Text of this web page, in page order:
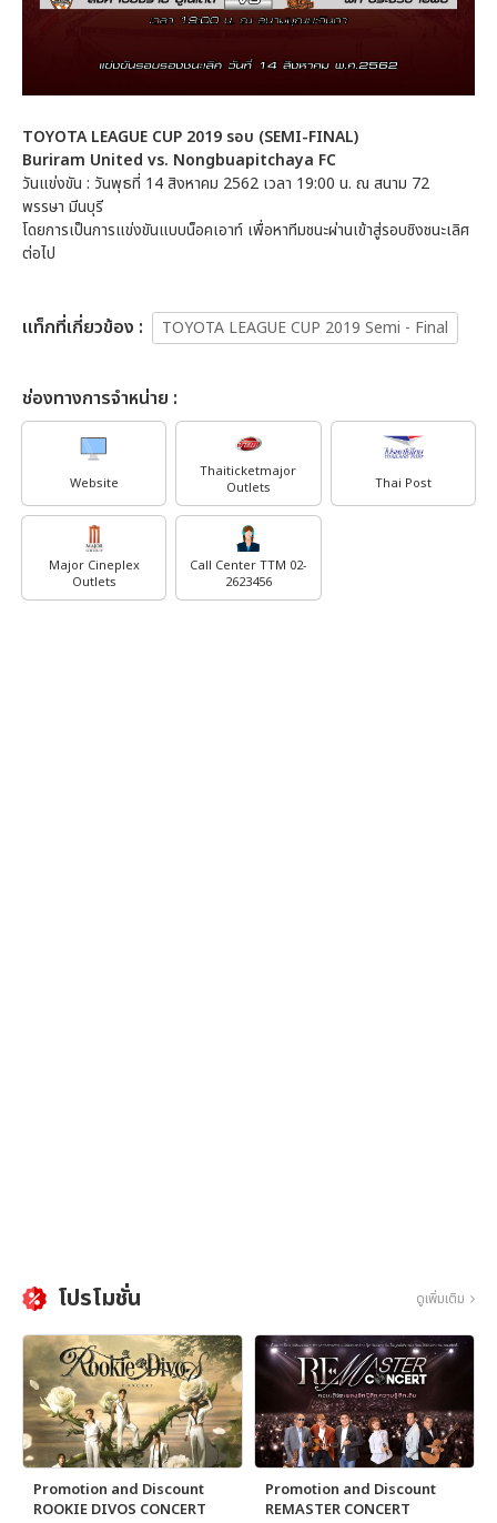
TOYOTA LEAGUE CUP 2019 รอบ (SEMI-FINAL)
Buriram United vs. Nongbuapitchaya FC
วันแข่งขัน : วันพุธที่ 14 สิงหาคม 2562 เวลา 19:00 น. ณ สนาม 72
พรรษา มีนบุรี
โดยการเป็นการแข่งขันแบบน็อคเอาท์ เพื่อหาทีมชนะผ่านเข้าสู่รอบชิงชนะเลิศ
ต่อไป
เเท็กที่เกี่ยวข้อง : TOYOTA LEAGUE CUP 2019 Semi - Final
ช่องทางการจำหน่าย :
Website
Thaiticketmajor
Outlets
Thai Post
Major Cineplex
Outlets
Call Center TTM 02-
2623456
โปรโมชั่น ดูเพิ่มเติม
Promotion and Discount
ROOKIE DIVOS CONCERT
Promotion and Discount
REMASTER CONCERT